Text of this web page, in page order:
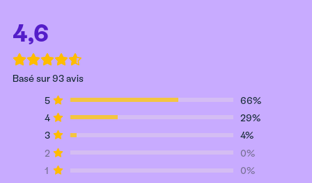
4,6
Basé sur 93 avis
5
66%
4
29%
3
4%
2
0%
1
0%